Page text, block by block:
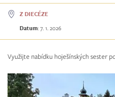
Z DIECÉZE
Datum: 7. 1. 2026
Využijte nabídku hoješínských sester